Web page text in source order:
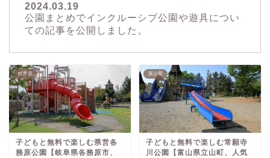
2024.03.19
公園まとめでインクルーシブ公園や遊具につい
ての記事を公開しました。
岐阜県
子どもと無料で楽しむ県営各
務原公園【岐阜県各務原市、
富山県
子どもと無料で楽しむ常願寺
川公園【富山県立山町、人気